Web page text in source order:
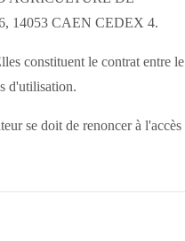
14053 CAEN CEDEX 4.
constituent le contrat entre le
d'utilisation.
se doit de renoncer à l'accès